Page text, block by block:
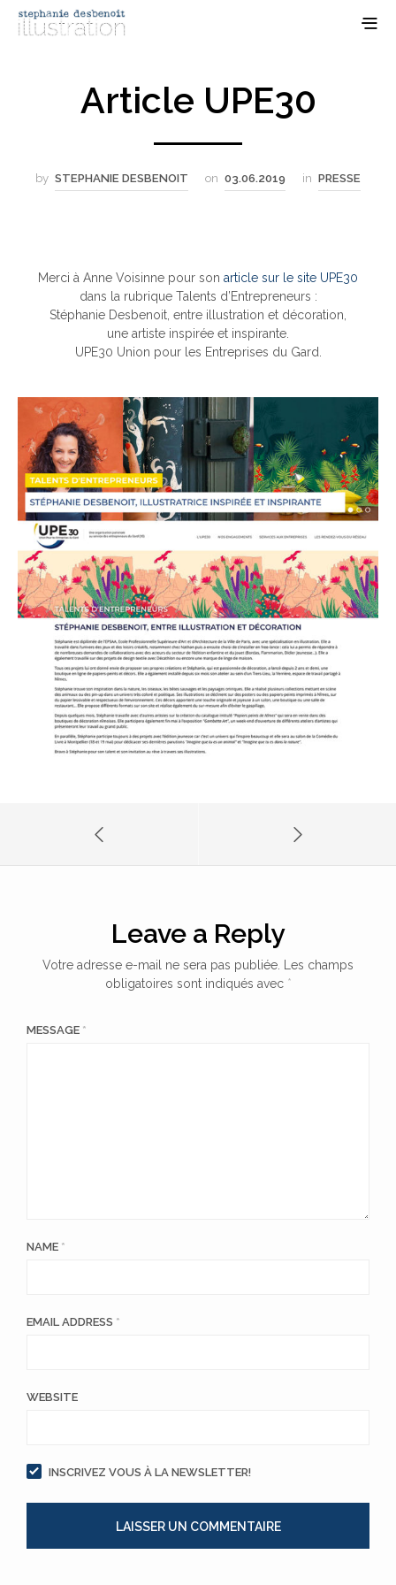
Article UPE30
by STEPHANIE DESBENOIT on 03.06.2019 in PRESSE
Merci à Anne Voisinne pour son article sur le site UPE30
dans la rubrique Talents d’Entrepreneurs :
Stéphanie Desbenoit, entre illustration et décoration,
une artiste inspirée et inspirante.
UPE30 Union pour les Entreprises du Gard.
Leave a Reply
Votre adresse e-mail ne sera pas publiée. Les champs
obligatoires sont indiqués avec *
MESSAGE *
NAME *
EMAIL ADDRESS *
WEBSITE
INSCRIVEZ VOUS À LA NEWSLETTER!